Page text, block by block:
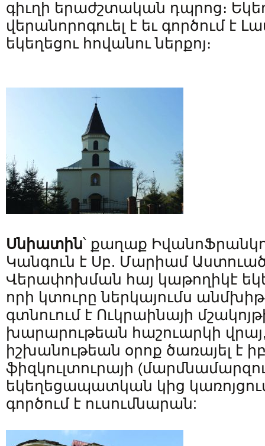
գիւղի երաժշտական դպրոց։
վերանորոգուել է եւ գործում է
եկեղեցու հովանու ներքոյ։
Սնիատին՝ քաղաք
Կանգուն է Սբ. Մարիամ
Վերափոխման հայ կաթողիկէ
որի կտուրը ներկայումս
գտնուում է Ուկրաինայի
խարարութեան հաշուարկի
իշխանութեան օրոք ծառայել է
ֆիզկուլտուրայի
եկեղեցապատկան կից
գործում է ուսումնարան: